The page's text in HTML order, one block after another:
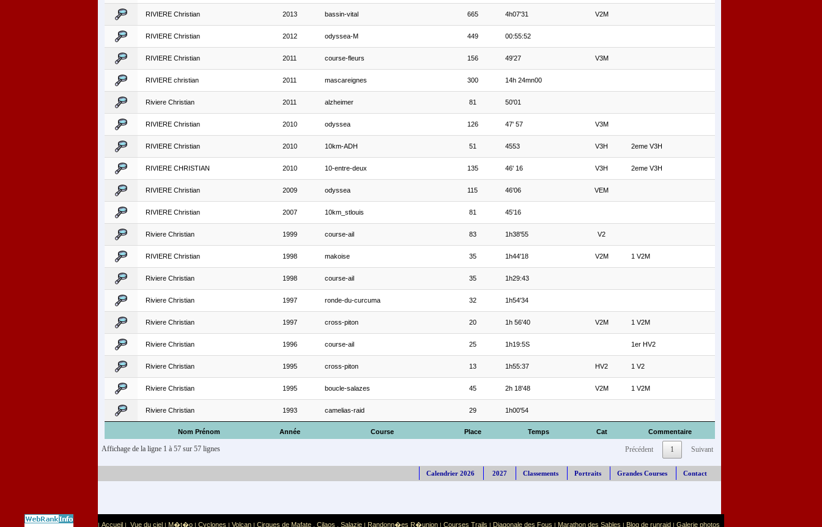
Nom Prénom Année Course Place Temps Cat Commentaire
RIVIERE Christian 2013 bassin-vital 665 4h07'31 V2M
RIVIERE Christian 2012 odyssea-M 449 00:55:52
RIVIERE Christian 2011 course-fleurs 156 49'27 V3M
RIVIERE christian 2011 mascareignes 300 14h 24mn00
Riviere Christian 2011 alzheimer 81 50'01
RIVIERE Christian 2010 odyssea 126 47' 57 V3M
RIVIERE Christian 2010 10km-ADH 51 4553 V3H 2eme V3H
RIVIERE CHRISTIAN 2010 10-entre-deux 135 46' 16 V3H 2eme V3H
RIVIERE Christian 2009 odyssea 115 46'06 VEM
RIVIERE Christian 2007 10km_stlouis 81 45'16
Riviere Christian 1999 course-ail 83 1h38'55 V2
RIVIERE Christian 1998 makoise 35 1h44'18 V2M 1 V2M
Riviere Christian 1998 course-ail 35 1h29:43
Riviere Christian 1997 ronde-du-curcuma 32 1h54'34
Riviere Christian 1997 cross-piton 20 1h 56'40 V2M 1 V2M
Riviere Christian 1996 course-ail 25 1h19:5S 1er HV2
Riviere Christian 1995 cross-piton 13 1h55:37 HV2 1 V2
Riviere Christian 1995 boucle-salazes 45 2h 18'48 V2M 1 V2M
Riviere Christian 1993 camelias-raid 29 1h00'54
Affichage de la ligne 1 à 57 sur 57 lignes Précédent 1 Suivant
Calendrier 2026 2027 Classements Portraits Grandes Courses Contact
| Accueil | Vue du ciel | M�t�o | Cyclones | Volcan | Cirques de Mafate Cilaos Salazie | Randonn�es R�union | Courses Trails | Diagonale des Fous | Marathon des Sables | Blog de runraid | Galerie photos